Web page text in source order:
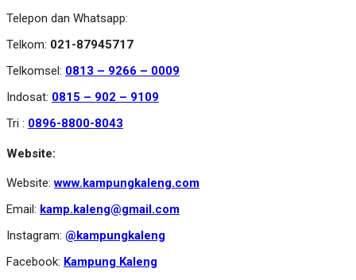
Telepon dan Whatsapp:
Telkom: 021-87945717
Telkomsel: 0813 – 9266 – 0009
Indosat: 0815 – 902 – 9109
Tri : 0896-8800-8043
Website:
Website:www.kampungkaleng.com
Email: kamp.kaleng@gmail.com
Instagram: @kampungkaleng
Facebook: Kampung Kaleng